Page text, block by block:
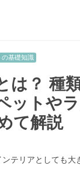
は？ 種
ットや
て解説
基礎知識
テリアとしても大